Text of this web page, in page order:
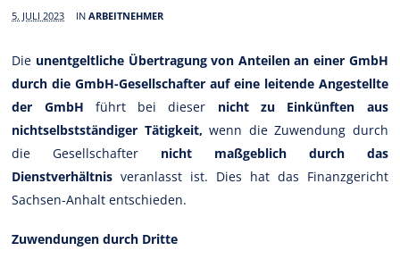
5. JULI 2023 INARBEITNEHMER
Die unentgeltliche Übertragung von Anteilen an einer GmbH
durch die GmbH-Gesellschafter auf eine leitende Angestellte
der GmbH führt bei dieser nicht zu Einkünften aus
nichtselbstständiger Tätigkeit,wenn die Zuwendung durch
die Gesellschafter nicht maßgeblich durch das
Dienstverhältnis veranlasst ist. Dies hat das Finanzgericht
Sachsen-Anhalt entschieden.
Zuwendungen durch Dritte